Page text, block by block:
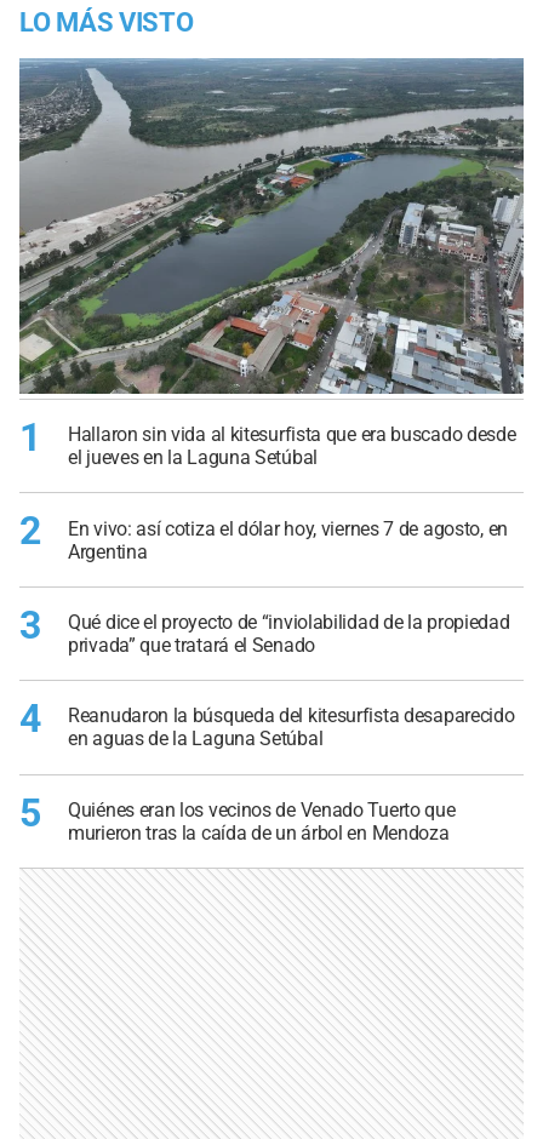
LO MÁS VISTO
1
Hallaron sin vida al kitesurfista que era buscado desde
el jueves en la Laguna Setúbal
2
En vivo: así cotiza el dólar hoy, viernes 7 de agosto, en
Argentina
3
Qué dice el proyecto de “inviolabilidad de la propiedad
privada” que tratará el Senado
4
Reanudaron la búsqueda del kitesurfista desaparecido
en aguas de la Laguna Setúbal
5
Quiénes eran los vecinos de Venado Tuerto que
murieron tras la caída de un árbol en Mendoza